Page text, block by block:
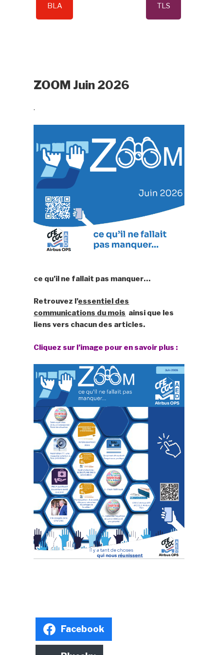
BLA TLS
ZOOM Juin 2026
.
ce qu’il ne fallait pas manquer…
Retrouvez l’essentiel des
communications du mois ainsi que les
liens vers chacun des articles.
Cliquez sur l’image pour en savoir plus :
Facebook